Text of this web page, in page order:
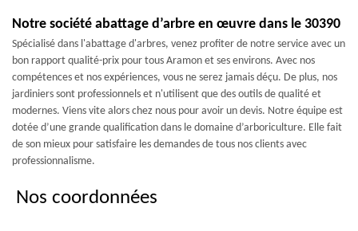
Notre société abattage d’arbre en œuvre dans le 30390
Spécialisé dans l'abattage d'arbres, venez profiter de notre service avec un
bon rapport qualité-prix pour tous Aramon et ses environs. Avec nos
compétences et nos expériences, vous ne serez jamais déçu. De plus, nos
jardiniers sont professionnels et n'utilisent que des outils de qualité et
modernes. Viens vite alors chez nous pour avoir un devis. Notre équipe est
dotée d’une grande qualification dans le domaine d’arboriculture. Elle fait
de son mieux pour satisfaire les demandes de tous nos clients avec
professionnalisme.
Nos coordonnées